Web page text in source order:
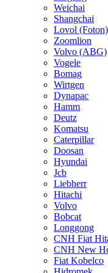
Weichai
Shangchai
Lovol (Foton)
Zoomlion
Volvo (ABG)
Vogele
Bomag
Wirtgen
Dynapac
Hamm
Deutz
Komatsu
Caterpillar
Doosan
Hyundai
Jcb
Liebherr
Hitachi
Volvo
Bobcat
Longgong
CNH Fiat
CNH New
Fiat Kobelco